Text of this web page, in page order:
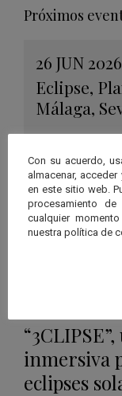
Próximos
26 JUN
Eclipse,
Málaga,
inmersiva
eclipses
Con su acuerdo,
almacenar,
en este sitio web.
procesamiento
cualquier
nuestra política de